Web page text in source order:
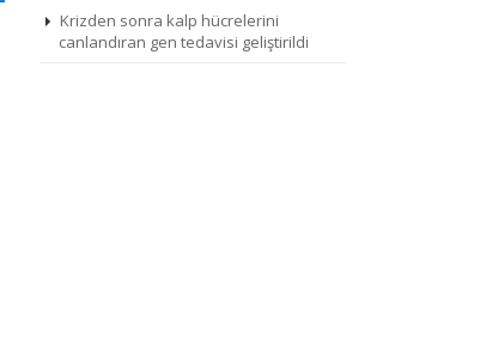
Krizden sonra kalp hücrelerini
canlandıran gen tedavisi geliştirildi